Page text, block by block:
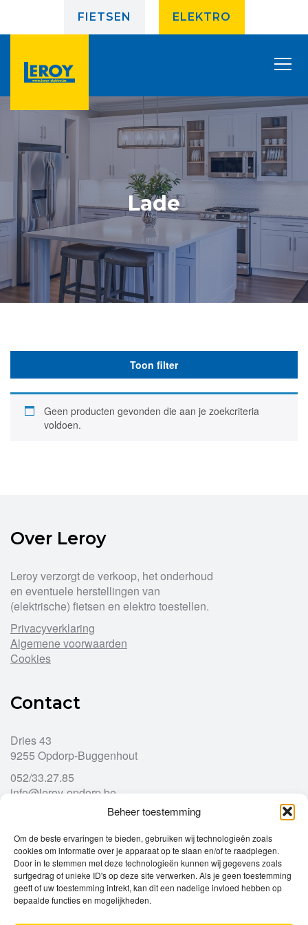
Beheer toestemming
Om de beste ervaringen te bieden, gebruiken wij technologieën zoals
cookies om informatie over je apparaat op te slaan en/of te raadplegen.
Door in te stemmen met deze technologieën kunnen wij gegevens zoals
surfgedrag of unieke ID's op deze site verwerken. Als je geen toestemming
geeft of uw toestemming intrekt, kan dit een nadelige invloed hebben op
bepaalde functies en mogelijkheden.
FIETSEN ELEKTRO
Lade
Toon filter
Geen producten gevonden die aan je zoekcriteria
voldoen.
Over Leroy
Leroy verzorgt de verkoop, het onderhoud
en eventuele herstellingen van
(elektrische) fietsen en elektro toestellen.
Privacyverklaring
Algemene voorwaarden
Cookies
Contact
Dries 43
9255 Opdorp-Buggenhout
052/33.27.85
info@leroy-opdorp.be
Openingsuren
Ma
gesloten
Di
9u – 12u
13u – 18u00
Wo
9u – 12u
13u – 18u00
Do
9u – 12u 13u – 18u00